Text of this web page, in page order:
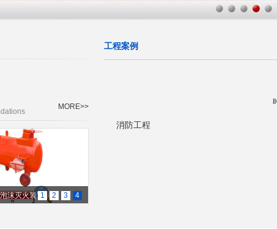
MORE>>
沫灭火装置
1 2 3 4
工程案例
消防工程